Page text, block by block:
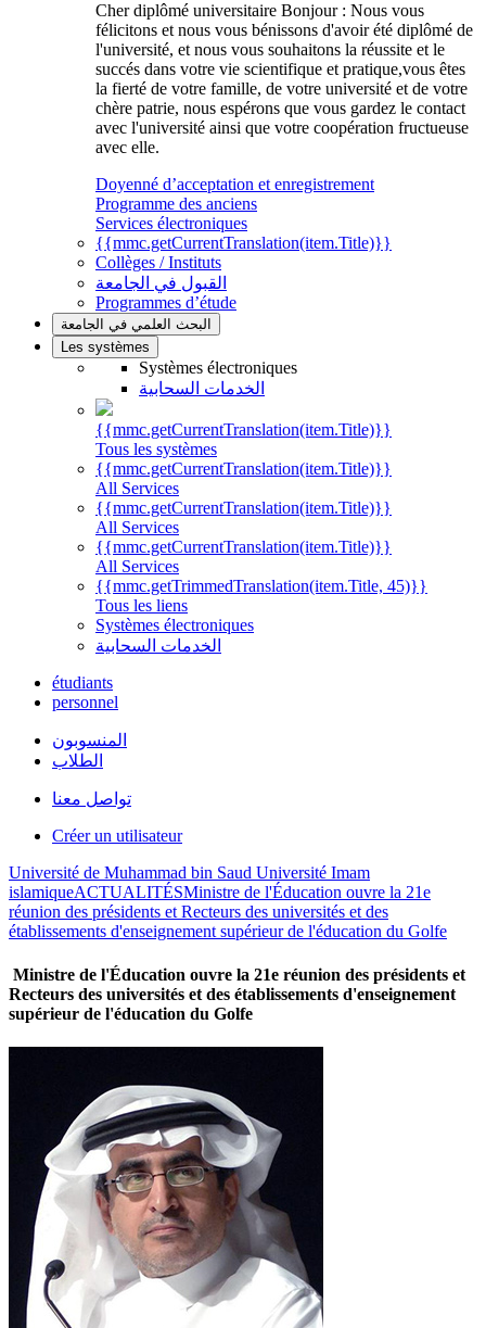
Cher diplômé universitaire Bonjour : Nous vous
félicitons et nous vous bénissons d'avoir été diplômé de
l'université, et nous vous souhaitons la réussite et le
succés dans votre vie scientifique et pratique,vous êtes
la fierté de votre famille, de votre université et de votre
chère patrie, nous espérons que vous gardez le contact
avec l'université ainsi que votre coopération fructueuse
avec elle.
Doyenné d’acceptation et enregistrement
Programme des anciens
Services électroniques
{{mmc.getCurrentTranslation(item.Title)}}
Collèges / Instituts
القبول في الجامعة
Programmes d’étude
البحث العلمي في الجامعة
Les systèmes
Systèmes électroniques
الخدمات السحابية
{{mmc.getCurrentTranslation(item.Title)}}
Tous les systèmes
{{mmc.getCurrentTranslation(item.Title)}}
All Services
{{mmc.getCurrentTranslation(item.Title)}}
All Services
{{mmc.getCurrentTranslation(item.Title)}}
All Services
{{mmc.getTrimmedTranslation(item.Title, 45)}}
Tous les liens
Systèmes électroniques
الخدمات السحابية
étudiants
personnel
المنسوبون
الطلاب
تواصل معنا
Créer un utilisateur
Université de Muhammad bin Saud Université Imam
islamiqueACTUALITÉSMinistre de l'Éducation ouvre la 21e
réunion des présidents et Recteurs des universités et des
établissements d'enseignement supérieur de l'éducation du Golfe
Ministre de l'Éducation ouvre la 21e réunion des présidents et
Recteurs des universités et des établissements d'enseignement
supérieur de l'éducation du Golfe